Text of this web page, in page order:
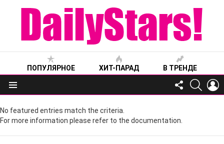
ПОПУЛЯРНОЕ ХИТ-ПАРАД В ТРЕНДЕ
Меню
FOLLOW
US
No featured entries match the criteria.
For more information please refer to the documentation.